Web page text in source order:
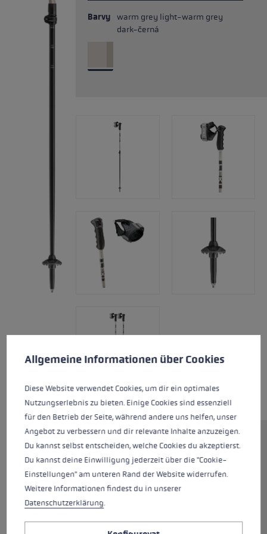
Barvy
warm grey light-warm grey
dark-černá
S modelem Detect S Vario jsou
nyní k dispozici také klasické
freeridové hole s nastavitelnou
délkou. Díky variabilní délce od
110 do 140 cm se okamžitě
terénu a díky systému
Allgemeine Informationen über Cookies
Diese Website verwendet Cookies, um dir ein optimales
Nutzungserlebnis zu bieten. Einige Cookies sind essenziell
für den Betrieb der Seite, während andere uns helfen, unser
Angebot zu verbessern und dir relevante Inhalte anzuzeigen.
Du kannst selbst entscheiden, welche Cookies du akzeptierst.
Du kannst deine Einwilligung jederzeit über die "Cookie-
Einstellungen" am unteren Rand der Website widerrufen.
Weitere Informationen findest du in unserer
Datenschutzerklärung.